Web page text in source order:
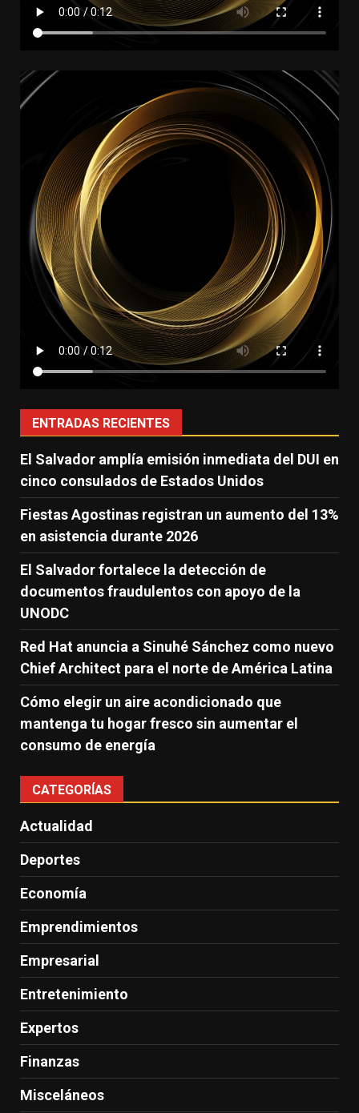
ENTRADAS RECIENTES
El Salvador amplía emisión inmediata del DUI en
cinco consulados de Estados Unidos
Fiestas Agostinas registran un aumento del 13%
en asistencia durante 2026
El Salvador fortalece la detección de
documentos fraudulentos con apoyo de la
UNODC
Red Hat anuncia a Sinuhé Sánchez como nuevo
Chief Architect para el norte de América Latina
Cómo elegir un aire acondicionado que
mantenga tu hogar fresco sin aumentar el
consumo de energía
CATEGORÍAS
Actualidad
Deportes
Economía
Emprendimientos
Empresarial
Entretenimiento
Expertos
Finanzas
Misceláneos